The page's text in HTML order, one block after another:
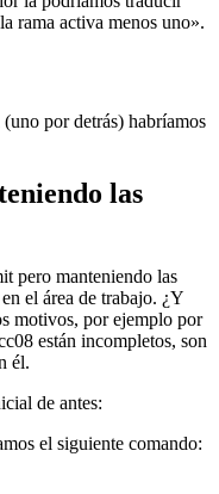
rama activa menos uno».
por detrás) habríamos
las
pero manteniendo las
el área de trabajo. ¿Y
motivos, por ejemplo por
están incompletos, son
él.
de antes:
el siguiente comando: